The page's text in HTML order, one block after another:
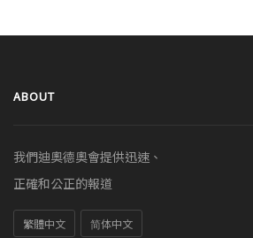
ABOUT
我們迪奧德奧會提供迅速、
正確和公正的報道
繁體中文 简体中文